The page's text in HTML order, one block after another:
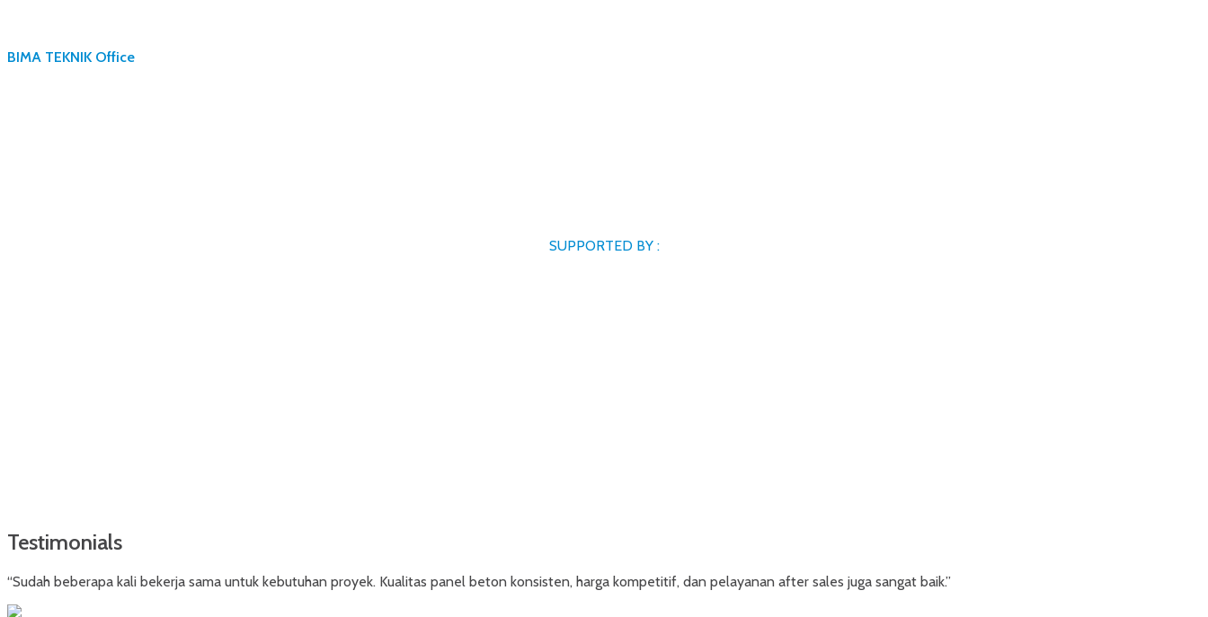
BIMA TEKNIK Office
SUPPORTED BY :
Testimonials
“Sudah beberapa kali bekerja sama untuk kebutuhan proyek. Kualitas panel beton konsisten, harga kompetitif, dan pelayanan after sales juga sangat baik.”